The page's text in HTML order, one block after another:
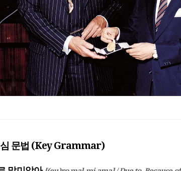
문법 (Key Grammar)